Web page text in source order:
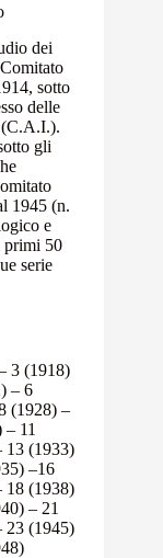
dei
sotto
delle
(C.A.I.).
gli
1945 (n.
e
primi 50
serie
3 (1918)
– 6
(1928) –
– 11
13 (1933)
–16
18 (1938)
– 21
23 (1945)